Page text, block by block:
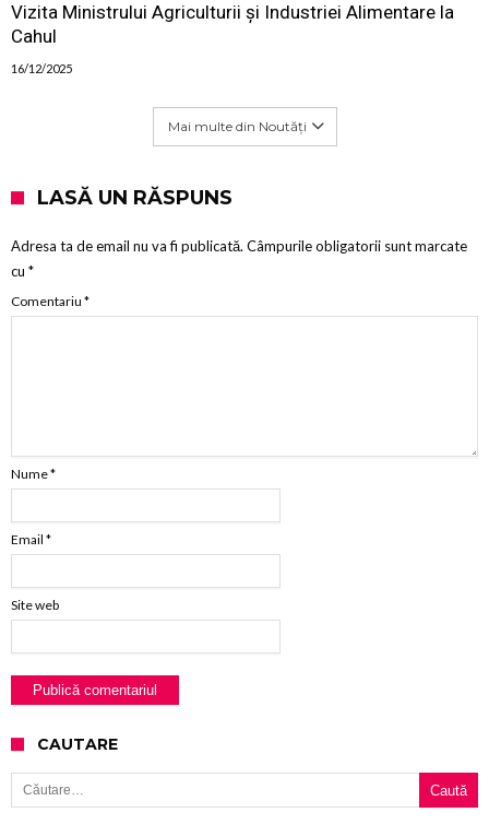
Vizita Ministrului Agriculturii și Industriei Alimentare la
Cahul
16/12/2025
Mai multe din Noutăți
LASĂ UN RĂSPUNS
Adresa ta de email nu va fi publicată. Câmpurile obligatorii sunt marcate
cu *
Comentariu *
Nume*
Email *
Site web
CAUTARE
Caută după: